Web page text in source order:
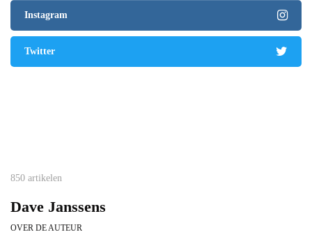
Instagram
Twitter
850 artikelen
Dave Janssens
OVER DE AUTEUR